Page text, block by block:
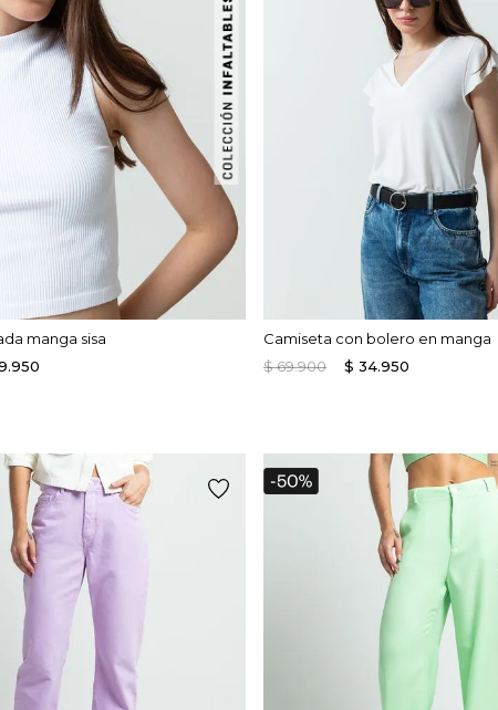
manga sisa
.950
Camiseta con bolero en manga
$69.900 $ 34.950